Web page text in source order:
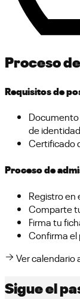
Proceso
Requisitos de
de
Certificado
Proceso de
Registro en
Comparte
Firma tu
Confirma el
Ver calendario
Sigue el